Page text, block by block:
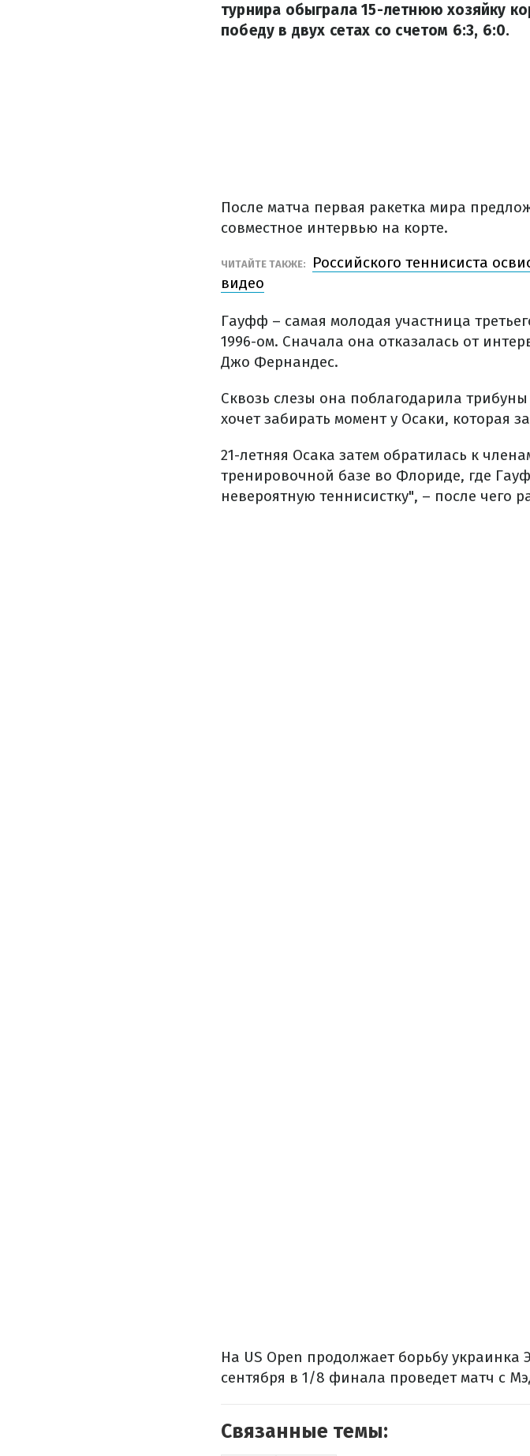
турнира обыграла 15-летнюю хозяйку
победу в двух сетах со счетом 6:3, 6:0.
После матча первая ракетка мира
совместное интервью на корте.
ЧИТАЙТЕ ТАКЖЕ:
Российского теннисиста
видео
Гауфф – самая молодая участница
1996-ом. Сначала она отказалась от
Джо Фернандес.
Сквозь слезы она поблагодарила
хочет забирать момент у Осаки, которая
21-летняя Осака затем обратилась к
тренировочной базе во Флориде, где
невероятную теннисистку", – после чего
На US Open продолжает борьбу
сентября в 1/8 финала проведет матч с
Связанные темы: